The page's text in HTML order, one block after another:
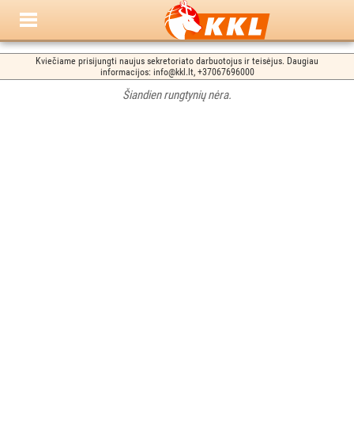
Kviečiame prisijungti naujus sekretoriato darbuotojus ir teisėjus. Daugiau
informacijos: info@kkl.lt, +37067696000
Šiandien rungtynių nėra.